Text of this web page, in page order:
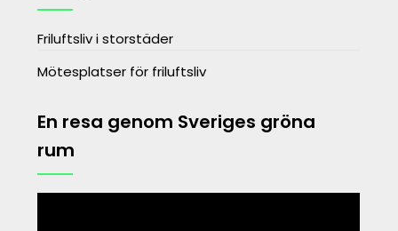
Friluftsliv i storstäder
Mötesplatser för friluftsliv
En resa genom Sveriges gröna
rum